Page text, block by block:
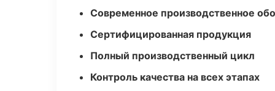
Современное производственное
Сертифицированная продукция
Полный производственный цикл
Контроль качества на всех этапах